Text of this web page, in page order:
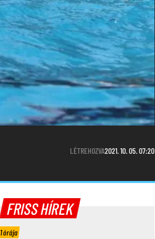
LÉTREHOZVA2021. 10. 05. 07:20
FRISS HÍREK
1 órája